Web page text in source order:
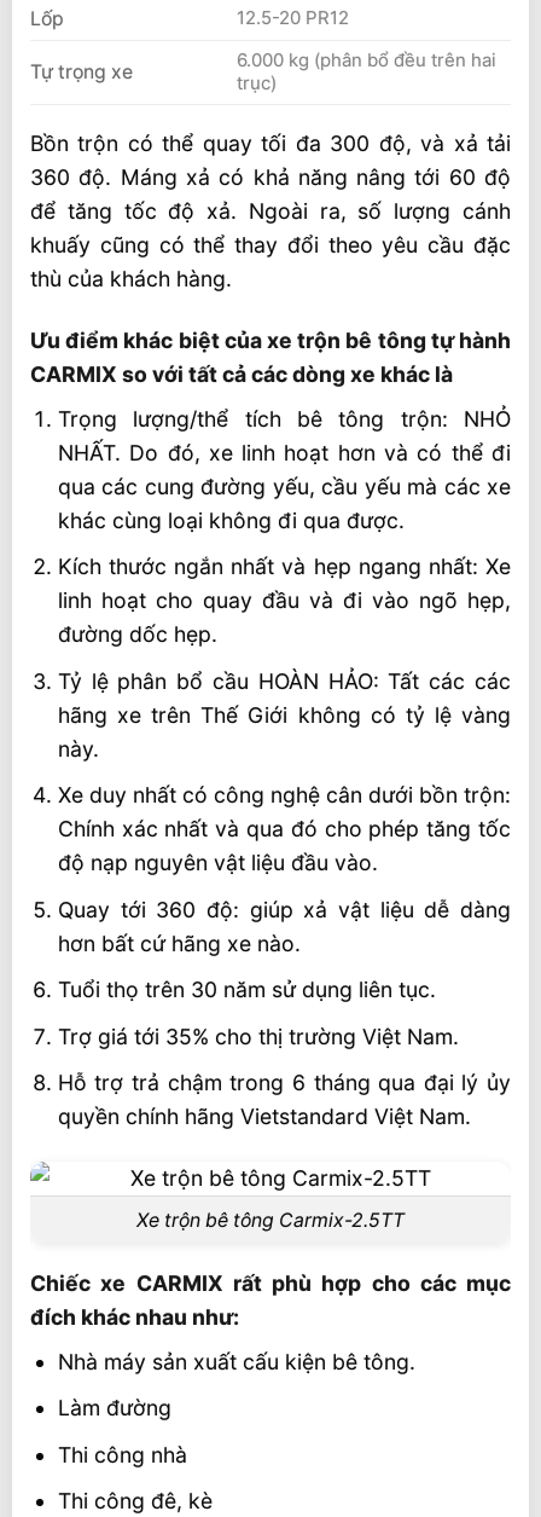
Lốp 12.5-20 PR12
Tự trọng xe
6.000 kg (phân bổ đều trên hai
trục)
Bồn trộn có thể quay tối đa 300 độ, và xả tải
360 độ. Máng xả có khả năng nâng tới 60 độ
để tăng tốc độ xả. Ngoài ra, số lượng cánh
khuấy cũng có thể thay đổi theo yêu cầu đặc
thù của khách hàng.
Ưu điểm khác biệt của xe trộn bê tông tự hành
CARMIX so với tất cả các dòng xe khác là
Trọng lượng/thể tích bê tông trộn: NHỎ
NHẤT. Do đó, xe linh hoạt hơn và có thể đi
qua các cung đường yếu, cầu yếu mà các xe
khác cùng loại không đi qua được.
Kích thước ngắn nhất và hẹp ngang nhất: Xe
linh hoạt cho quay đầu và đi vào ngõ hẹp,
đường dốc hẹp.
Tỷ lệ phân bổ cầu HOÀN HẢO: Tất các các
hãng xe trên Thế Giới không có tỷ lệ vàng
này.
Xe duy nhất có công nghệ cân dưới bồn trộn:
Chính xác nhất và qua đó cho phép tăng tốc
độ nạp nguyên vật liệu đầu vào.
Quay tới 360 độ: giúp xả vật liệu dễ dàng
hơn bất cứ hãng xe nào.
Tuổi thọ trên 30 năm sử dụng liên tục.
Trợ giá tới 35% cho thị trường Việt Nam.
Hỗ trợ trả chậm trong 6 tháng qua đại lý ủy
quyền chính hãng Vietstandard Việt Nam.
Xe trộn bê tông Carmix-2.5TT
Chiếc xe CARMIX rất phù hợp cho các mục
đích khác nhau như:
Nhà máy sản xuất cấu kiện bê tông.
Làm đường
Thi công nhà
Thi công đê, kè